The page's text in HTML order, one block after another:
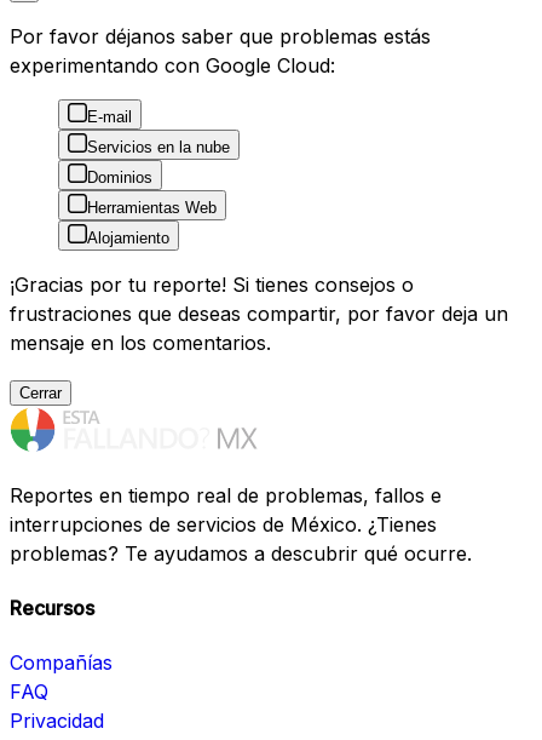
Por favor déjanos saber que problemas estás
experimentando con Google Cloud:
E-mail
Servicios en la nube
Dominios
Herramientas Web
Alojamiento
¡Gracias por tu reporte! Si tienes consejos o
frustraciones que deseas compartir, por favor deja un
mensaje en los comentarios.
Cerrar
Reportes en tiempo real de problemas, fallos e
interrupciones de servicios de México. ¿Tienes
problemas? Te ayudamos a descubrir qué ocurre.
Recursos
Compañías
FAQ
Privacidad